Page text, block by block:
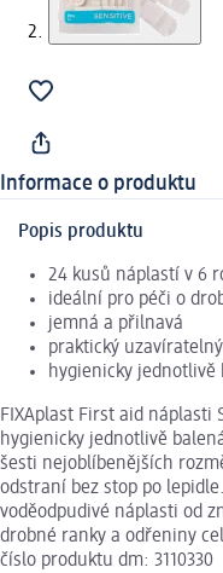
Informace o produktu
Popis produktu
24 kusů náplastí v 6
ideální pro péči o
jemná a přilnavá
praktický
hygienicky jednotlivě
FIXAplast First aid náplasti
hygienicky jednotlivě
šesti nejoblíbenějších
odstraní bez stop po
voděodpudivé náplasti od
drobné ranky a odřeniny
číslo produktu dm: 3110330